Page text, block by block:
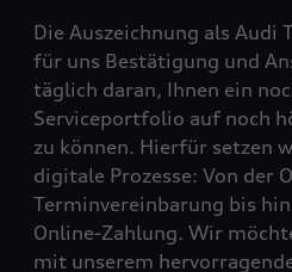
Die Auszeichnung als Audi
für uns Bestätigung und
täglich daran, Ihnen ein
Serviceportfolio auf noch
zu können. Hierfür setzen
digitale Prozesse: Von der
Terminvereinbarung bis
Online-Zahlung. Wir
mit unserem